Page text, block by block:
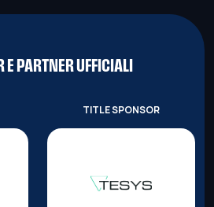
E PARTNER UFFICIALI
TITLE SPONSOR